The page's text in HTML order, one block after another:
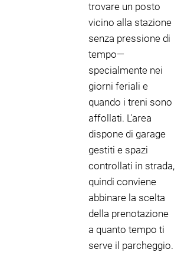
trovare un posto
vicino alla stazione
senza pressione di
tempo—
specialmente nei
giorni feriali e
quando i treni sono
affollati. L'area
dispone di garage
gestiti e spazi
controllati in strada,
quindi conviene
abbinare la scelta
della prenotazione
a quanto tempo ti
serve il parcheggio.